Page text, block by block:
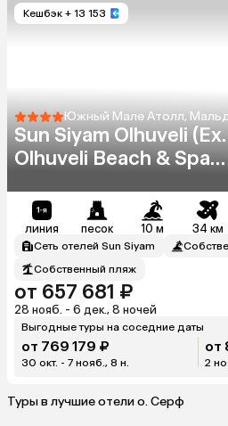
Кешбэк + 13 153
Южный Мале Атолл,
Sun Siyam Olhuveli (Ex.
Olhuveli Beach & Spa
линия песок 10 м 34 км
Сеть отелей Sun Siyam
Собственный пляж
от 657 681 ₽
28 нояб. - 6 дек., 8 ночей
Выгодные туры на соседние даты
от 769 179 ₽
30 окт. - 7 нояб., 8 н.
от
2
Туры в лучшие отели о. Серф